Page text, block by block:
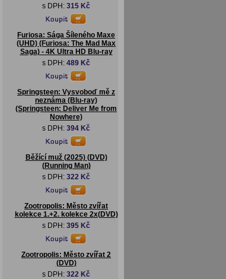
s DPH: 315 Kč
Furiosa: Sága Šíleného Maxe
(UHD) (Furiosa: The Mad Max
Saga) - 4K Ultra HD Blu-ray
s DPH: 489 Kč
Springsteen: Vysvoboď mě z
neznáma (Blu-ray)
(Springsteen: Deliver Me from
Nowhere)
s DPH: 394 Kč
Běžící muž (2025) (DVD)
(Running Man)
s DPH: 322 Kč
Zootropolis: Město zvířat
kolekce 1.+2. kolekce 2x(DVD)
s DPH: 395 Kč
Zootropolis: Město zvířat 2
(DVD)
s DPH: 322 Kč